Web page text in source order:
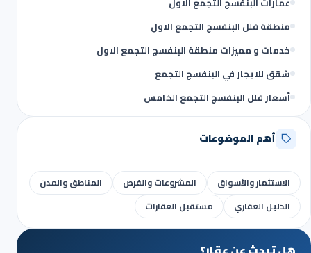
منطقة فلل البنفسج التجمع الاول
خدمات و مميزات منطقة البنفسج التجمع الاول
شقق للايجار في البنفسج التجمع
أسعار فلل البنفسج التجمع الخامس
أهم الموضوعات
الاستثمار والأسواق المشروعات والفرص
المناطق والمدن
الدليل العقاري
مستقبل العقارات